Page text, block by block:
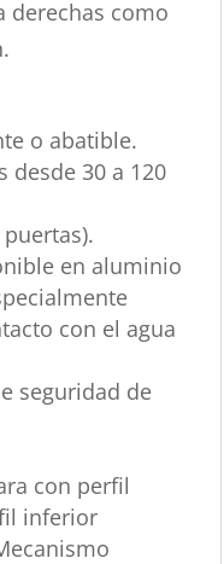
derechas como
o abatible.
desde 30 a 120
en aluminio
con el agua
seguridad de
con perfil
inferior